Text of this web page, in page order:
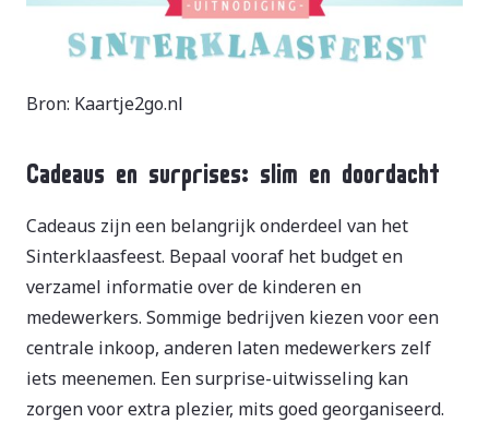
Bron: Kaartje2go.nl
Cadeaus en surprises: slim en doordacht
Cadeaus zijn een belangrijk onderdeel van het
Sinterklaasfeest. Bepaal vooraf het budget en
verzamel informatie over de kinderen en
medewerkers. Sommige bedrijven kiezen voor een
centrale inkoop, anderen laten medewerkers zelf
iets meenemen. Een surprise-uitwisseling kan
zorgen voor extra plezier, mits goed georganiseerd.